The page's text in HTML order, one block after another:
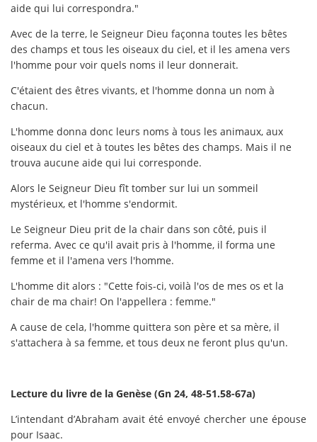
aide qui lui correspondra."
Avec de la terre, le Seigneur Dieu façonna toutes les bêtes
des champs et tous les oiseaux du ciel, et il les amena vers
l'homme pour voir quels noms il leur donnerait.
C'étaient des êtres vivants, et l'homme donna un nom à
chacun.
L'homme donna donc leurs noms à tous les animaux, aux
oiseaux du ciel et à toutes les bêtes des champs. Mais il ne
trouva aucune aide qui lui corresponde.
Alors le Seigneur Dieu fît tomber sur lui un sommeil
mystérieux, et l'homme s'endormit.
Le Seigneur Dieu prit de la chair dans son côté, puis il
referma. Avec ce qu'il avait pris à l'homme, il forma une
femme et il l'amena vers l'homme.
L'homme dit alors : "Cette fois-ci, voilà l'os de mes os et la
chair de ma chair! On l'appellera : femme."
A cause de cela, l'homme quittera son père et sa mère, il
s'attachera à sa femme, et tous deux ne feront plus qu'un.
Lecture du livre de la Genèse (Gn 24, 48-51.58-67a)
L’intendant d’Abraham avait été envoyé chercher une épouse
pour Isaac.